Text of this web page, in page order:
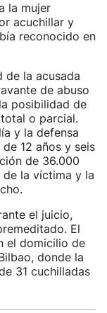
la mujer
acuchillar y
reconocido en
de la acusada
de abuso
posibilidad de
o parcial.
y la defensa
12 años y seis
de 36.000
la víctima y la
el juicio,
El
el domicilio de
donde la
31 cuchilladas